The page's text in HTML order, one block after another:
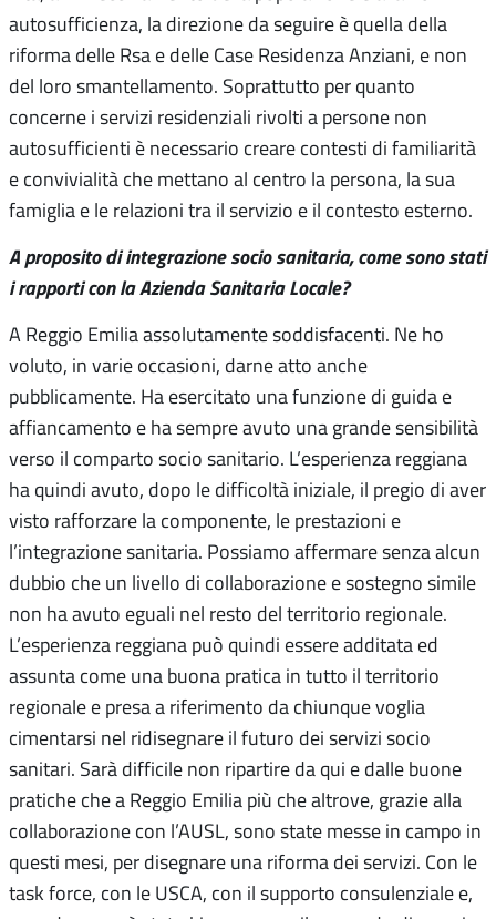
autosufficienza, la direzione da seguire è quella della
riforma delle Rsa e delle Case Residenza Anziani, e non
del loro smantellamento. Soprattutto per quanto
concerne i servizi residenziali rivolti a persone non
autosufficienti è necessario creare contesti di familiarità
e convivialità che mettano al centro la persona, la sua
famiglia e le relazioni tra il servizio e il contesto esterno.
A proposito di integrazione socio sanitaria, come sono stati
i rapporti con la Azienda Sanitaria Locale?
A Reggio Emilia assolutamente soddisfacenti. Ne ho
voluto, in varie occasioni, darne atto anche
pubblicamente. Ha esercitato una funzione di guida e
affiancamento e ha sempre avuto una grande sensibilità
verso il comparto socio sanitario. L’esperienza reggiana
ha quindi avuto, dopo le difficoltà iniziale, il pregio di aver
visto rafforzare la componente, le prestazioni e
l’integrazione sanitaria. Possiamo affermare senza alcun
dubbio che un livello di collaborazione e sostegno simile
non ha avuto eguali nel resto del territorio regionale.
L’esperienza reggiana può quindi essere additata ed
assunta come una buona pratica in tutto il territorio
regionale e presa a riferimento da chiunque voglia
cimentarsi nel ridisegnare il futuro dei servizi socio
sanitari. Sarà difficile non ripartire da qui e dalle buone
pratiche che a Reggio Emilia più che altrove, grazie alla
collaborazione con l’AUSL, sono state messe in campo in
questi mesi, per disegnare una riforma dei servizi. Con le
task force, con le USCA, con il supporto consulenziale e,